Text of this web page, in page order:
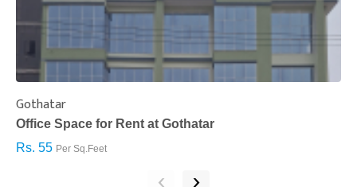
Gothatar
Office Space for Rent at Gothatar
Rs. 55 Per Sq.Feet